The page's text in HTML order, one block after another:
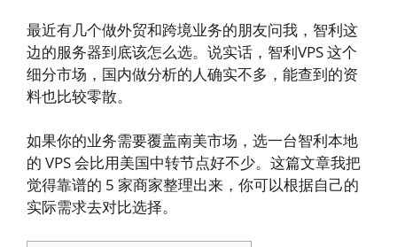
最近有几个做外贸和跨境业务的朋友问我，智利这
边的服务器到底该怎么选。说实话，智利VPS 这个
细分市场，国内做分析的人确实不多，能查到的资
料也比较零散。
如果你的业务需要覆盖南美市场，选一台智利本地
的 VPS 会比用美国中转节点好不少。这篇文章我把
觉得靠谱的 5 家商家整理出来，你可以根据自己的
实际需求去对比选择。